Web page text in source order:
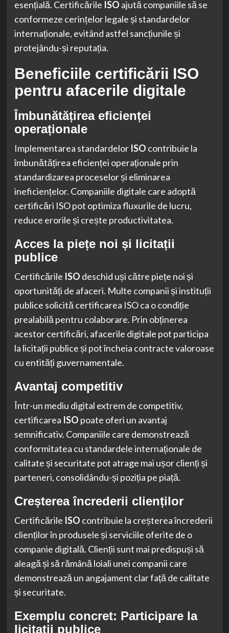
esențială. Certificările ISO ajută companiile să se
conformeze cerințelor legale și standardelor
internaționale, evitând astfel sancțiunile și
protejându-și reputația.
Beneficiile certificării ISO
pentru afacerile digitale
Îmbunătățirea eficienței
operaționale
Implementarea standardelor ISO contribuie la
îmbunătățirea eficienței operaționale prin
standardizarea proceselor și eliminarea
ineficiențelor. Companiile digitale care adoptă
certificări ISO pot optimiza fluxurile de lucru,
reduce erorile și crește productivitatea.
Acces la piețe noi și licitații
publice
Certificările ISO deschid uși către piețe noi și
oportunități de afaceri. Multe companii și instituții
publice solicită certificarea ISO ca o condiție
prealabilă pentru colaborare. Prin obținerea
acestor certificări, afacerile digitale pot participa
la licitații publice și pot încheia contracte valoroase
cu entități guvernamentale.
Avantaj competitiv
Într-un mediu digital extrem de competitiv,
certificarea ISO poate oferi un avantaj
semnificativ. Companiile care demonstrează
conformitatea cu standardele internaționale de
calitate și securitate pot atrage mai ușor clienți și
parteneri, consolidându-și poziția pe piață.
Creșterea încrederii clienților
Certificările ISO contribuie la creșterea încrederii
clienților în produsele și serviciile oferite de o
companie digitală. Clienții sunt mai predispuși să
aleagă și să rămână loiali unei companii care
demonstrează un angajament clar față de calitate
și securitate.
Exemplu concret: Participare la
licitații publice